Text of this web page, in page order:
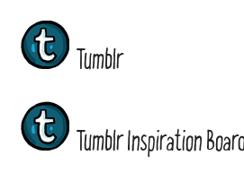
Tumblr
Tumblr Inspiration